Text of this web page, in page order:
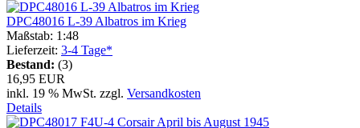
DPC48016 L-39 Albatros im Krieg
Maßstab: 1:48
Lieferzeit: 3-4 Tage*
Bestand: (3)
16,95 EUR
inkl. 19 % MwSt. zzgl. Versandkosten
Details